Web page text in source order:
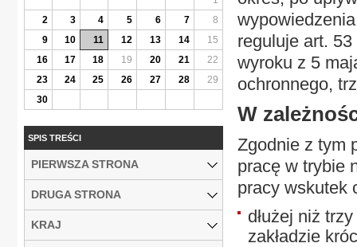
reguluje art.
wyroku z 5
ochronnego,
W
Zgodnie z tym
pracę w trybie
pracy wskutek
dłużej niż
zakładzie
2
3 4 5 6 7
8
9
10 11 12 13 14
15
16
17 18 19 20 21
22
23
24 25 26 27 28
29
30
SPIS TREŚCI
PIERWSZA STRONA
DRUGA STRONA
KRAJ